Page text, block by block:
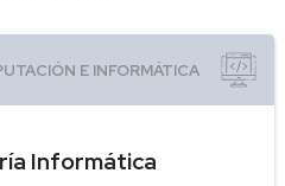
Informática